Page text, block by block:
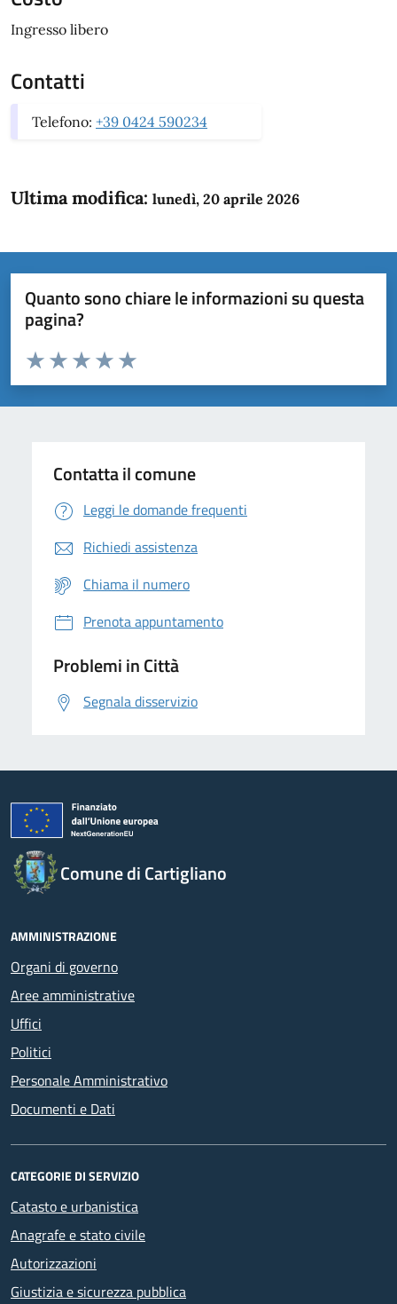
Ingresso libero
Contatti
Telefono: +39 0424 590234
Ultima modifica: lunedì, 20 aprile 2026
Quanto sono chiare le informazioni su questa
pagina?
Domanda
Valuta da 1 a 5 stelle la pagina
Valuta 5 stelle su 5
Valuta 4 stelle su 5
Valuta 3 stelle su 5
Valuta 2 stelle su 5
Valuta 1 stelle su 5
Contatta il comune
Leggi le domande frequenti
Richiedi assistenza
Chiama il numero
Prenota appuntamento
Problemi in Città
Segnala disservizio
Comune di Cartigliano
AMMINISTRAZIONE
Organi di governo
Aree amministrative
Uffici
Politici
Personale Amministrativo
Documenti e Dati
CATEGORIE DI SERVIZIO
Catasto e urbanistica
Anagrafe e stato civile
Autorizzazioni
Giustizia e sicurezza pubblica